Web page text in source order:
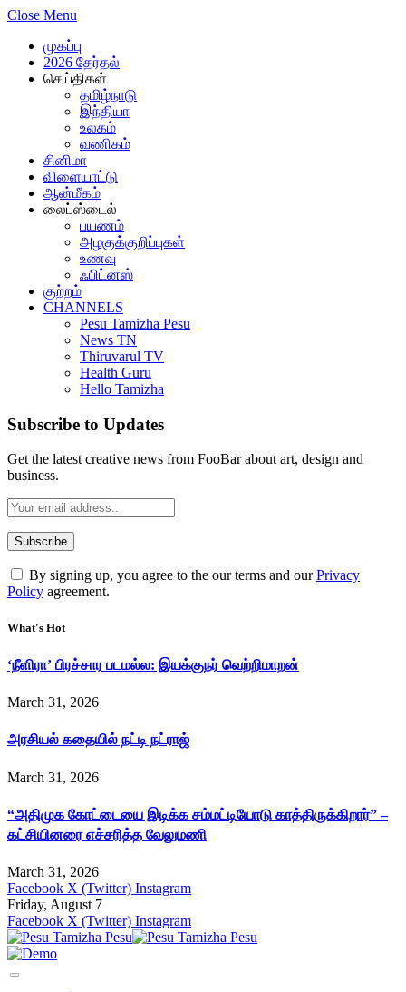
Close Menu
முகப்பு
2026 தேர்தல்
செய்திகள்
தமிழ்நாடு
இந்தியா
உலகம்
வணிகம்
சினிமா
விளையாட்டு
ஆன்மீகம்
லைப்ஸ்டைல்
பயணம்
அழகுக்குறிப்புகள்
உணவு
ஃபிட்னஸ்
குற்றம்
CHANNELS
Pesu Tamizha Pesu
News TN
Thiruvarul TV
Health Guru
Hello Tamizha
Subscribe to Updates
Get the latest creative news from FooBar about art, design and
business.
By signing up, you agree to the our terms and ourPrivacy
Policy agreement.
What's Hot
‘நீளிரா’ பிரச்சார படமல்ல: இயக்குநர் வெற்றிமாறன்
March 31, 2026
அரசியல் கதையில் நட்டி நட்ராஜ்
March 31, 2026
“அதிமுக கோட்டையை இடிக்க சம்மட்டியோடு காத்திருக்கிறார்” –
கட்சியினரை எச்சரித்த வேலுமணி
March 31, 2026
Facebook X (Twitter) Instagram
Friday, August 7
Facebook X (Twitter) Instagram